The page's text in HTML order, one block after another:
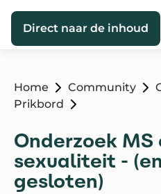
Direct naar de inhoud
Home Community
Prikbord
Onderzoek MS
sexualiteit -
gesloten)